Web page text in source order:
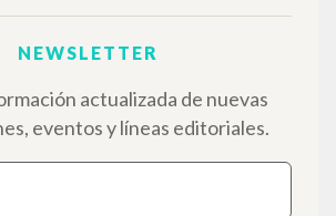
NEWSLETTER
actualizada de nuevas
eventos y líneas editoriales.